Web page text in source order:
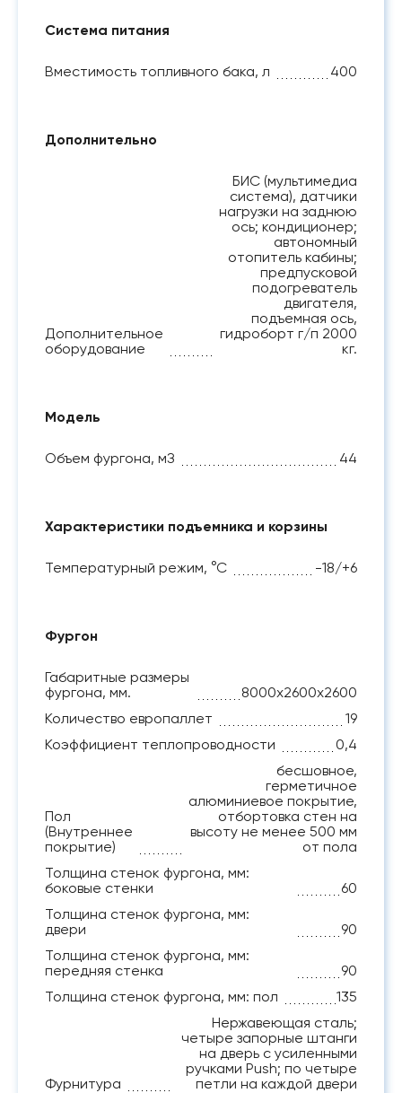
Система питания
Вместимость топливного бака, л 400
Дополнительно
Дополнительное
оборудование
БИС (мультимедиа
система), датчики
нагрузки на заднюю
ось; кондиционер;
автономный
отопитель кабины;
предпусковой
подогреватель
двигателя,
подъемная ось,
гидроборт г/п 2000
кг.
Модель
Объем фургона, мЗ 44
Характеристики подъемника и корзины
Температурный режим, °С -18/+6
Фургон
Габаритные размеры
фургона, мм.
8000x2600x2600
Количество европаллет
19
Коэффициент теплопроводности
0,4
Пол
(Внутреннее
покрытие)
бесшовное,
герметичное
алюминиевое покрытие,
отбортовка стен на
высоту не менее 500 мм
от пола
Толщина стенок фургона, мм:
боковые стенки
60
Толщина стенок фургона, мм:
двери
90
Толщина стенок фургона, мм:
передняя стенка
90
Толщина стенок фургона, мм: пол
135
Фурнитура
Нержавеющая сталь;
четыре запорные штанги
на дверь с усиленными
ручками Push; по четыре
петли на каждой двери